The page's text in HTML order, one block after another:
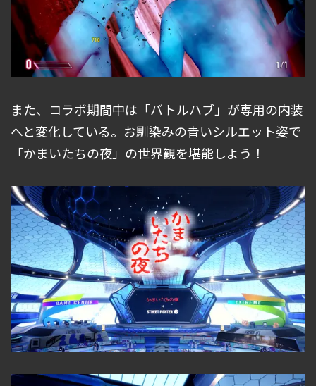
また、コラボ期間中は「バトルハブ」が専用の内装
へと変化している。お馴染みの青いシルエット姿で
「かまいたちの夜」の世界観を堪能しよう！